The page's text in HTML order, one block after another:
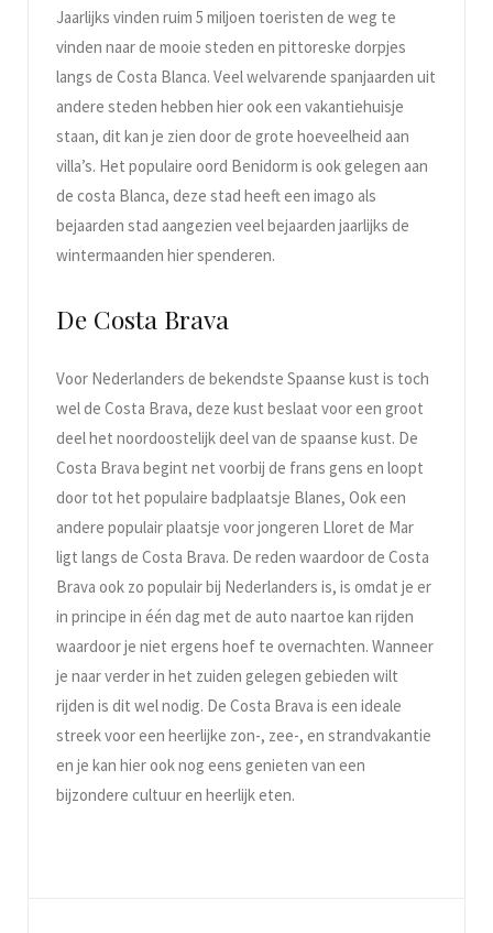
Jaarlijks vinden ruim 5 miljoen toeristen de weg te
vinden naar de mooie steden en pittoreske dorpjes
langs de Costa Blanca. Veel welvarende spanjaarden uit
andere steden hebben hier ook een vakantiehuisje
staan, dit kan je zien door de grote hoeveelheid aan
villa’s. Het populaire oord Benidorm is ook gelegen aan
de costa Blanca, deze stad heeft een imago als
bejaarden stad aangezien veel bejaarden jaarlijks de
wintermaanden hier spenderen.
De Costa Brava
Voor Nederlanders de bekendste Spaanse kust is toch
wel de Costa Brava, deze kust beslaat voor een groot
deel het noordoostelijk deel van de spaanse kust. De
Costa Brava begint net voorbij de frans gens en loopt
door tot het populaire badplaatsje Blanes, Ook een
andere populair plaatsje voor jongeren Lloret de Mar
ligt langs de Costa Brava. De reden waardoor de Costa
Brava ook zo populair bij Nederlanders is, is omdat je er
in principe in één dag met de auto naartoe kan rijden
waardoor je niet ergens hoef te overnachten. Wanneer
je naar verder in het zuiden gelegen gebieden wilt
rijden is dit wel nodig. De Costa Brava is een ideale
streek voor een heerlijke zon-, zee-, en strandvakantie
en je kan hier ook nog eens genieten van een
bijzondere cultuur en heerlijk eten.